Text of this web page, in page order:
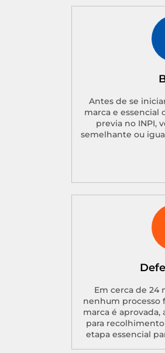
Antes de se
marca e essencial
previa no INPI,
semelhante ou
Em cerca de 24
nenhum processo
marca é aprovada,
para recolhimento
etapa essencial